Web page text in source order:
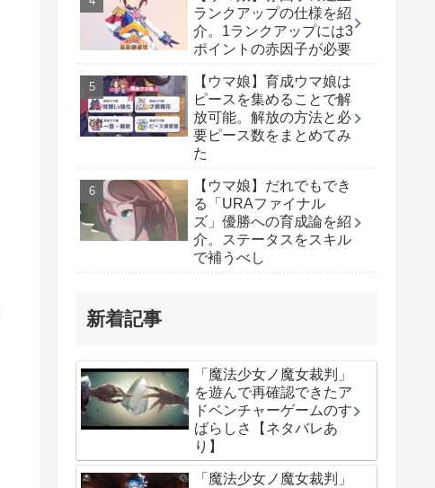
ランクアップの仕様を紹
介。1ランクアップには3
ポイントの赤因子が必要
【ウマ娘】育成ウマ娘は
ピースを集めることで解
放可能。解放の方法と必
要ピース数をまとめてみ
た
【ウマ娘】だれでもでき
る「URAファイナル
ズ」優勝への育成論を紹
介。ステータスをスキル
で補うべし
新着記事
「魔法少女ノ魔女裁判」
を遊んで再確認できたア
ドベンチャーゲームのす
ばらしさ【ネタバレあ
り】
「魔法少女ノ魔女裁判」